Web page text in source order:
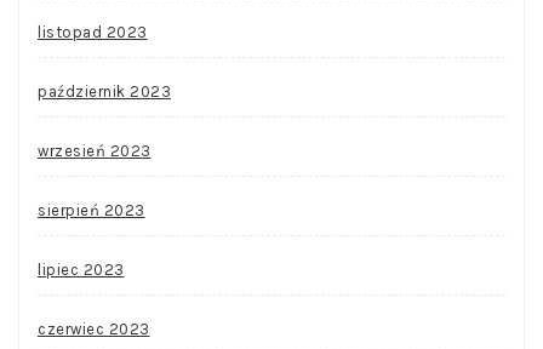
listopad 2023
październik 2023
wrzesień 2023
sierpień 2023
lipiec 2023
czerwiec 2023